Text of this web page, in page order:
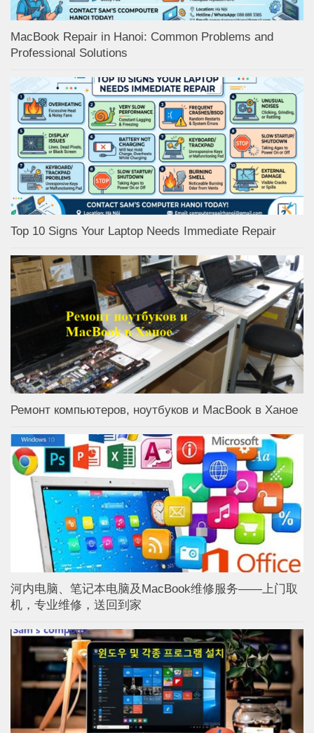
MacBook Repair in Hanoi: Common Problems and
Professional Solutions
Top 10 Signs Your Laptop Needs Immediate Repair
Ремонт компьютеров, ноутбуков и MacBook в Ханое
河内电脑、笔记本电脑及MacBook维修服务——上门取
机，专业维修，送回到家